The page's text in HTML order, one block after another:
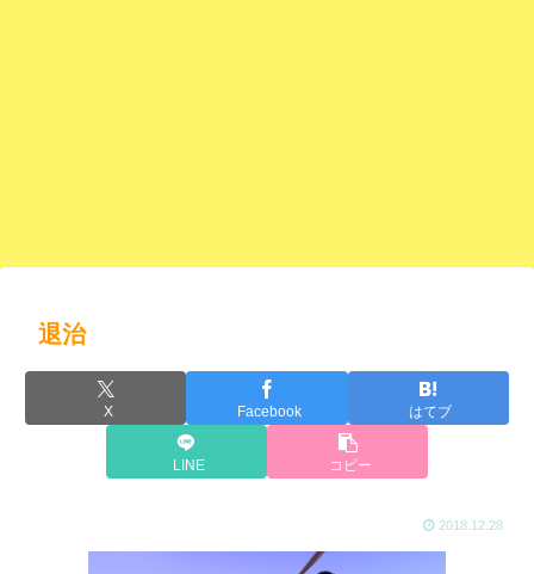
退治
X Facebook はてブ
LINE コピー
2018.12.28